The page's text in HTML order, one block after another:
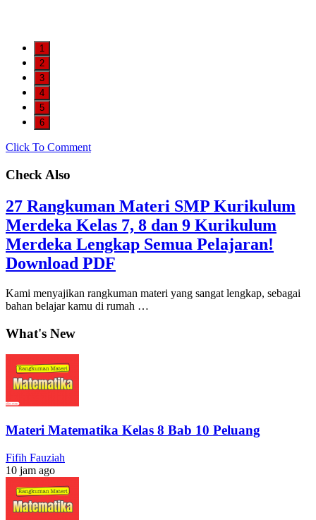
1
2
3
4
5
6
Click To Comment
Check Also
27 Rangkuman Materi SMP Kurikulum
Merdeka Kelas 7, 8 dan 9 Kurikulum
Merdeka Lengkap Semua Pelajaran!
Download PDF
Kami menyajikan rangkuman materi yang sangat lengkap, sebagai
bahan belajar kamu di rumah …
What's New
Materi Matematika Kelas 8 Bab 10 Peluang
Fifih Fauziah
10 jam ago